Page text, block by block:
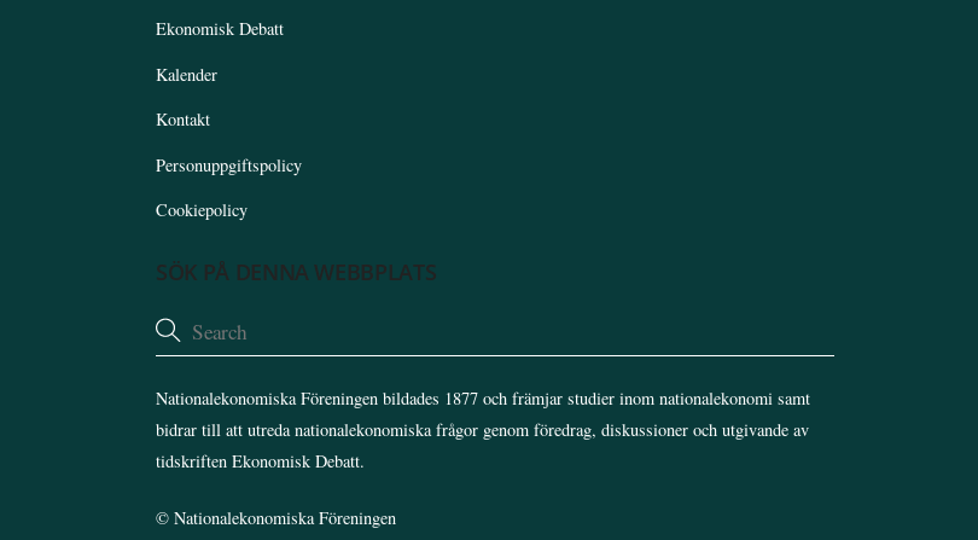
Ekonomisk Debatt
Kalender
Kontakt
Personuppgiftspolicy
Cookiepolicy
SÖK PÅ DENNA WEBBPLATS
Nationalekonomiska Föreningen bildades 1877 och främjar studier inom nationalekonomi samt
bidrar till att utreda nationalekonomiska frågor genom föredrag, diskussioner och utgivande av
tidskriften Ekonomisk Debatt.
©Nationalekonomiska Föreningen